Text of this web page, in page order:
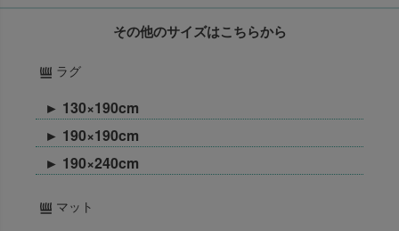
その他のサイズはこちらから
ラグ
► 130×190cm
► 190×190cm
► 190×240cm
マット